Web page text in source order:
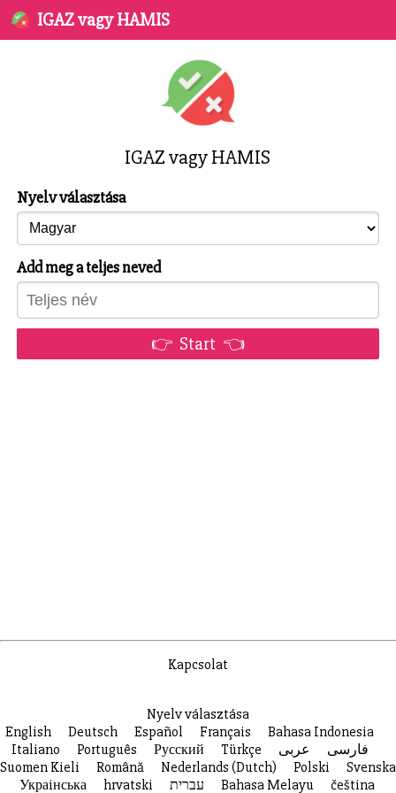
IGAZ vagy HAMIS
IGAZ vagy HAMIS
Nyelv választása
Add meg a teljes neved
👉 Start 👈
Kapcsolat
Nyelv választása
English
Deutsch Español Français
Bahasa Indonesia
Italiano
Português Русский Türkçe فارسی
عربى
Suomen Kieli
Română Nederlands (Dutch) Polski
Svenska
Украiнська
hrvatski עברית Bahasa Melayu čeština